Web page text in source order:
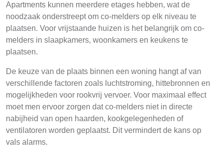
Apartments kunnen meerdere etages hebben, wat de
noodzaak onderstreept om co-melders op elk niveau te
plaatsen. Voor vrijstaande huizen is het belangrijk om co-
melders in slaapkamers, woonkamers en keukens te
plaatsen.
De keuze van de plaats binnen een woning hangt af van
verschillende factoren zoals luchtstroming, hittebronnen en
mogelijkheden voor rookvrij vervoer. Voor maximaal effect
moet men ervoor zorgen dat co-melders niet in directe
nabijheid van open haarden, kookgelegenheden of
ventilatoren worden geplaatst. Dit vermindert de kans op
vals alarms.